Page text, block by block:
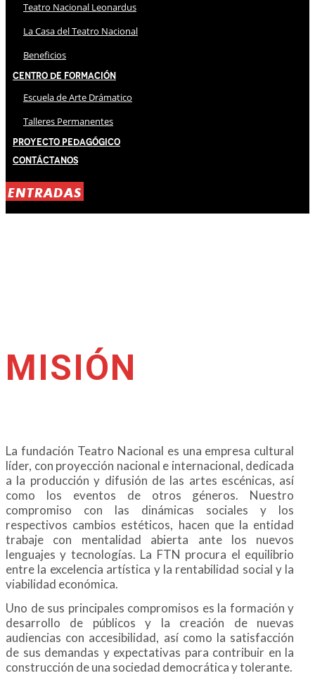
Teatro Nacional Leonardus
La Casa del Teatro Nacional
Beneficios
Centro de Formación
Escuela de Arte Drámatico
Talleres Permanentes
Proyecto Pedagógico
Contáctanos
ENTRADAS
MISIÓN
La fundación Teatro Nacional es una empresa cultural
líder, con proyección nacional e internacional, dedicada
a la producción y difusión de las artes escénicas, así
como los eventos de otros géneros. Nuestro
compromiso con las dinámicas sociales y los
respectivos cambios estéticos, hacen que la entidad
trabaje con mentalidad abierta ante los nuevos
lenguajes y tecnologías. La FTN procura el equilibrio
entre la excelencia artística y la rentabilidad social y la
viabilidad económica.
Uno de sus principales compromisos es la formación y
desarrollo de públicos y la creación de nuevas
audiencias con accesibilidad, así como la satisfacción
de sus demandas y expectativas para contribuir en la
construcción de una sociedad democrática y tolerante.